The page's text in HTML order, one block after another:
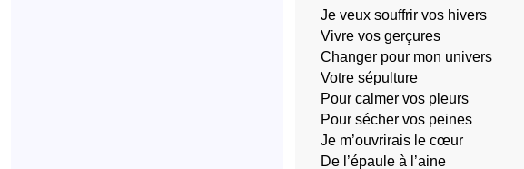
Je veux souffrir vos hivers
Vivre vos gerçures
Changer pour mon univers
Votre sépulture
Pour calmer vos pleurs
Pour sécher vos peines
Je m’ouvrirais le cœur
De l’épaule à l’aine